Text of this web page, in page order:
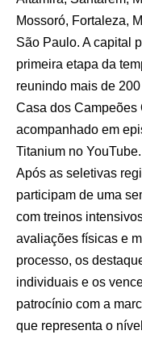
Mossoró, Fortaleza,
São Paulo. A capital
primeira etapa da
reunindo mais de
Casa dos Campeões
acompanhado em
Titanium no YouTube.
Após as seletivas
participam de uma
com treinos
avaliações físicas e
processo, os
individuais e os
patrocínio com a
que representa o